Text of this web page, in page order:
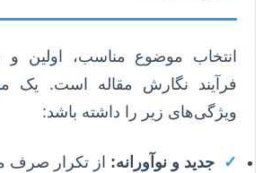
انتخاب موضوع مناسب، اولین و
فرآیند نگارش مقاله است. یک
ویژگی‌های زیر را داشته باشد:
✓ جدید و نوآورانه: از تکرار صرف